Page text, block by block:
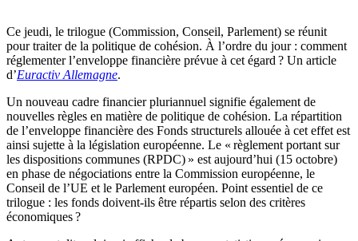
Ce jeudi, le trilogue (Commission, Conseil, Parlement) se réunit
pour traiter de la politique de cohésion. À l’ordre du jour : comment
réglementer l’enveloppe financière prévue à cet égard ? Un article
d’Euractiv Allemagne.
Un nouveau cadre financier pluriannuel signifie également de
nouvelles règles en matière de politique de cohésion. La répartition
de l’enveloppe financière des Fonds structurels allouée à cet effet est
ainsi sujette à la législation européenne. Le « règlement portant sur
les dispositions communes (RPDC) » est aujourd’hui (15 octobre)
en phase de négociations entre la Commission européenne, le
Conseil de l’UE et le Parlement européen. Point essentiel de ce
trilogue : les fonds doivent-ils être répartis selon des critères
économiques ?